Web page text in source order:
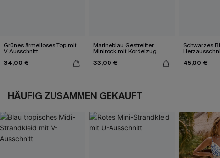
Grünes ärmelloses Top mit
V-Ausschnitt
34,00 €
Marineblau Gestreifter
Minirock mit Kordelzug
33,00 €
Schwarzes
45,00 €
HÄUFIG ZUSAMMEN GEKAUFT